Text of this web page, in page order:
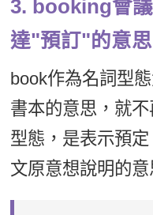
3. booking會
達"預訂"的意思
book作為名詞型
書本的意思，就
型態，是表示預
文原意想說明的意